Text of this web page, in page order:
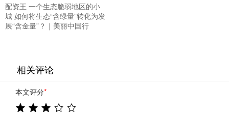
配资王 一个生态脆弱地区的小
城 如何将生态“含绿量”转化为发
展“含金量”？｜美丽中国行
相关评论
本文评分*